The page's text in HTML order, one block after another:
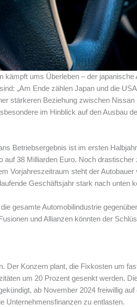
ums Überleben – der
„Am Ende zählen Japan und die
stärkeren Beziehung zwischen
im Hinblick auf den Ausbau
Betriebsergebnis ist im ersten
38 Milliarden Euro. Noch
Vorjahreszeitraum steht der
Geschäftsjahr stark nach unten
gesamte Automobilindustrie
und Allianzen könnten der
Konzern plant, die Fixkosten um
um 20 Prozent gesenkt werden.
ab November 2024 freiwillig
Unternehmensfinanzen zu entlasten.